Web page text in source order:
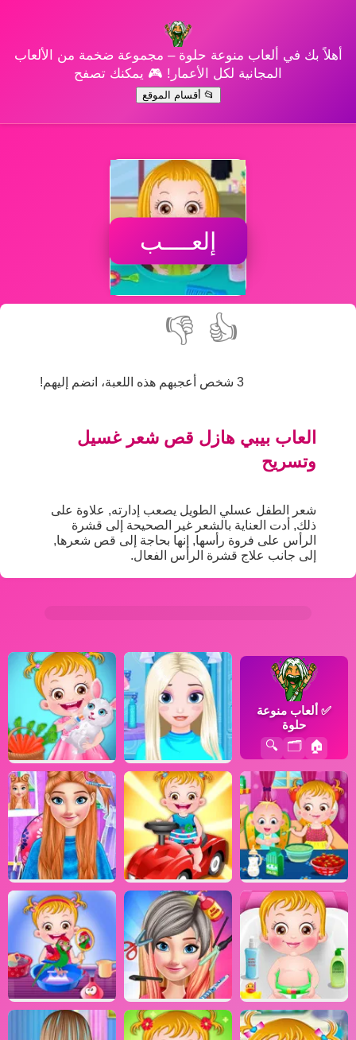
أهلاً بك في ألعاب منوعة حلوة – مجموعة ضخمة من الألعاب
المجانية لكل الأعمار! 🎮 يمكنك تصفح
📂 أقسام الموقع
إلعــــب
👍
👎
3 شخص أعجبهم هذه اللعبة، انضم إليهم!
العاب بيبي هازل قص شعر غسيل
وتسريح
شعر الطفل عسلي الطويل يصعب إدارته, علاوة على
ذلك, أدت العناية بالشعر غير الصحيحة إلى قشرة
الرأس على فروة رأسها, إنها بحاجة إلى قص شعرها,
إلى جانب علاج قشرة الرأس الفعال.
✅ ألعاب منوعة
حلوة
🏠
🗂️
🔍